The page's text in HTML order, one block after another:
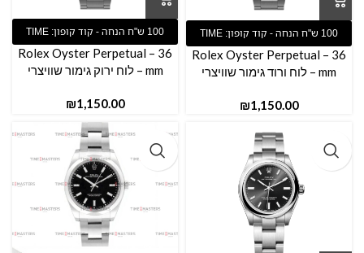
Rolex Oyster Perpetual – 36
mm – לוח ורוד גימור שוויצרי
₪
Rolex Oyster Perpetual – 36
mm – לוח ירוק גימור שוויצרי
₪